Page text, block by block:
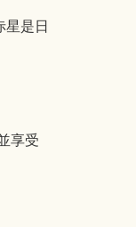
星是日
享受